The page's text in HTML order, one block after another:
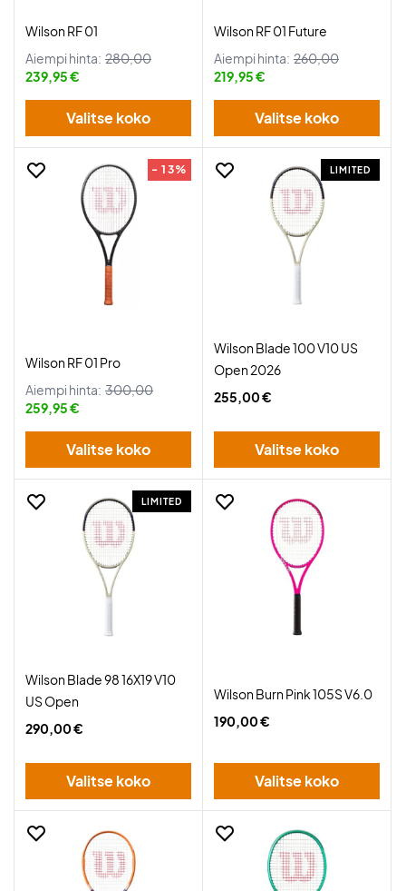
Wilson RF 01
Aiempi hinta: 280,00
239,95 €
Valitse koko
Wilson RF 01 Future
Aiempi hinta: 260,00
219,95 €
Valitse koko
- 13%
Wilson RF 01 Pro
Aiempi hinta: 300,00
259,95 €
Valitse koko
LIMITED
Wilson Blade 100 V10 US
Open 2026
255,00 €
Valitse koko
LIMITED
Wilson Blade 98 16X19 V10
US Open
290,00 €
Valitse koko
Wilson Burn Pink 105S V6.0
190,00 €
Valitse koko